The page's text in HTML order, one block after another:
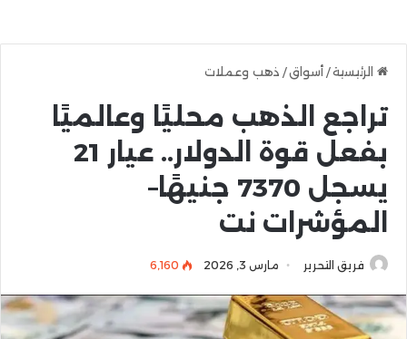
الرئيسية/ أسواق/ ذهب وعملات
تراجع الذهب محليًا وعالميًا
بفعل قوة الدولار.. عيار 21
يسجل 7370 جنيهًا–
المؤشرات نت
فريق التحرير مارس 3, 2026 6٬160